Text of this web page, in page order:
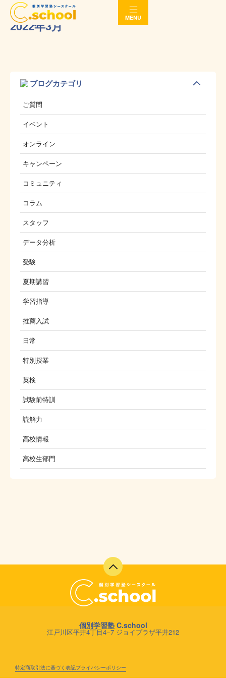
MENU
2022年3月
ブログカテゴリ
ご質問
イベント
オンライン
キャンペーン
コミュニティ
コラム
スタッフ
データ分析
受験
夏期講習
学習指導
推薦入試
日常
特別授業
英検
試験前特訓
読解力
高校情報
高校生部門
個別学習塾 C.school
江戸川区平井4丁目4−7 ジョイプラザ平井212
特定商取引法に基づく表記プライバシーポリシー